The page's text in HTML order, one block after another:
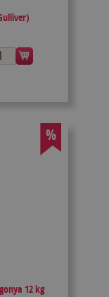
%
12 kg